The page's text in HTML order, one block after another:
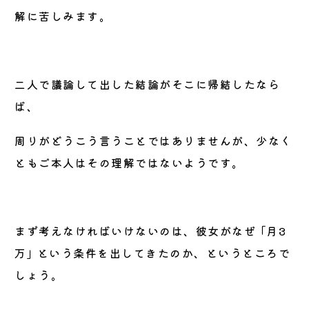
解に苦しみます。
二人で議論して出した結論がそこに帰結したなら
ば、
周りがどうこう言うことではありませんが、少なく
ともご本人はその理解ではないようです。
まず考えなければいけないのは、彼女がなぜ ｢月3
万｣ という条件を出してきたのか、というところで
しょう。